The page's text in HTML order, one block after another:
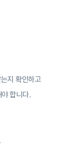
지 확인하고
합니다.